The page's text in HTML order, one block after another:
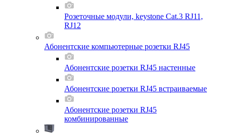
Розеточные модули, keystone Cat.3 RJ11,
RJ12
Абонентские компьютерные розетки RJ45
Абонентские розетки RJ45 настенные
Абонентские розетки RJ45 встраиваемые
Абонентские розетки RJ45
комбинированные